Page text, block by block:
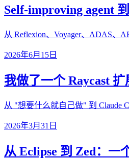
Self-improving agent
从 Reflexion、Voyager、ADAS、
2026年6月15日
我做了一个 Raycast
从 "想要什么就自己做" 到 Claude
2026年3月31日
从 Eclipse 到 Zed：一